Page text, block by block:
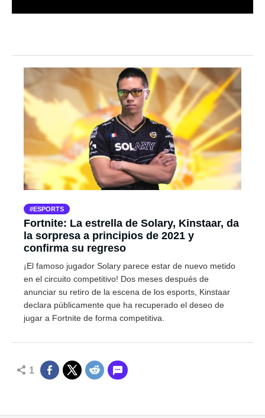
ESPORTS
Fortnite: La estrella de Solary, Kinstaar, da
la sorpresa a principios de 2021 y
confirma su regreso
¡El famoso jugador Solary parece estar de nuevo metido
en el circuito competitivo! Dos meses después de
anunciar su retiro de la escena de los esports, Kinstaar
declara públicamente que ha recuperado el deseo de
jugar a Fortnite de forma competitiva.
1